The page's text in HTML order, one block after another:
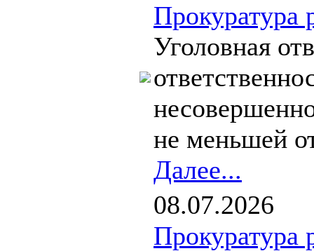
Прокуратура
Уголовная
не меньшей
Далее...
08.07.2026
Прокуратура